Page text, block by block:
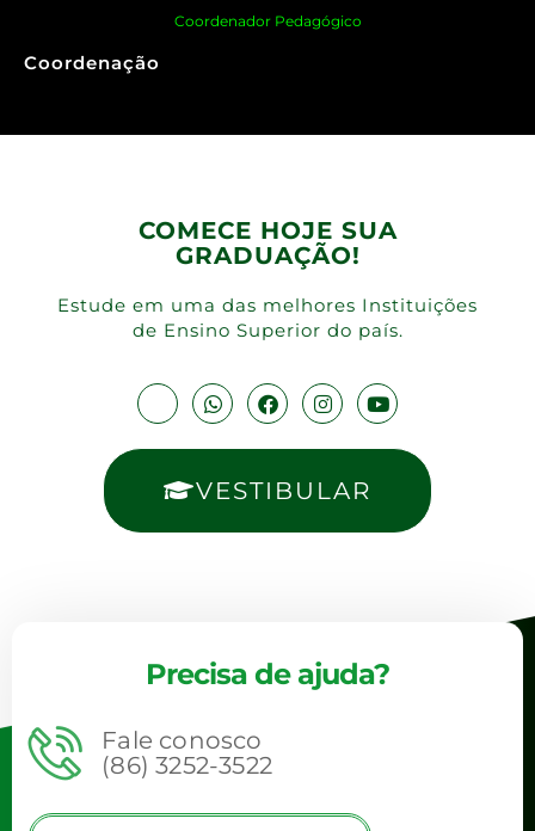
Coordenador Pedagógico
Coordenação
COMECE HOJE SUA
GRADUAÇÃO!
Estude em uma das melhores Instituições
de Ensino Superior do país.
VESTIBULAR
Precisa de ajuda?
Fale conosco
(86) 3252-3522